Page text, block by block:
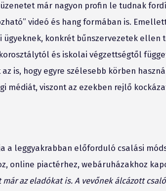
már nagyon profin le tudnak
videó és hang formában is.
ügyeknek, konkrét bűnszervezetek
és iskolai végzettségtől
is, hogy egyre szélesebb körben
médiát, viszont az ezekben rejlő
a leggyakrabban előforduló csalási
online piactérhez, webáruházakhoz
az eladókat is. A vevőnek álcázott